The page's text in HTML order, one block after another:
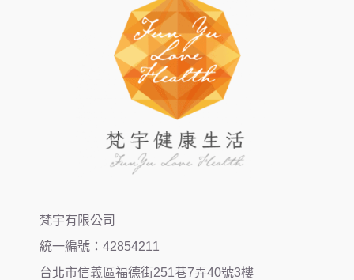
梵宇有限公司
統一編號：42854211
台北市信義區福德街251巷7弄40號3樓